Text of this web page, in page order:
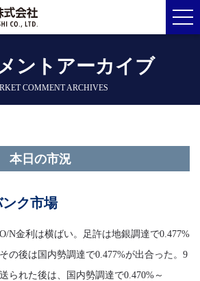
ントアーカイブ
COMMENT ARCHIVES
本日の市況
ク市場
N金利は横ばい。足許は地銀調達で0.477%
の後は国内勢調達で0.477%が出合った。9
られた後は、国内勢調達で0.470%～